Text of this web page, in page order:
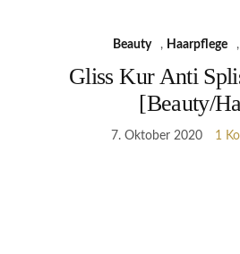
Beauty , Haarpflege ,
Gliss Kur Anti
[Beauty/
7. Oktober 2020 1